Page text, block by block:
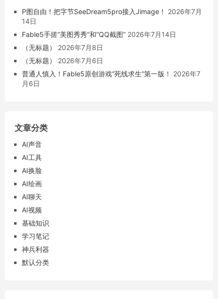
P图自由！把字节SeeDream5pro接入Jimage！
2026年7月
14日
Fable5手搓“美图秀秀”和“QQ截图” 2026年7月14日
（无标题）
2026年7月8日
（无标题）
2026年7月6日
普通人慎入！Fable5原创游戏“死线求生”第一版！
2026年7
月6日
文章分类
AI声音
AI工具
AI换脸
AI绘画
AI聊天
AI视频
基础知识
学习笔记
神兵利器
默认分类